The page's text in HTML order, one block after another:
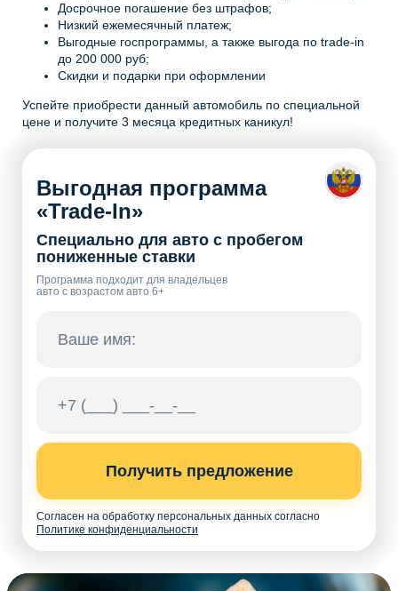
Досрочное погашение без штрафов;
Низкий ежемесячный платеж;
Выгодные госпрограммы, а также выгода по trade-in
до 200 000 руб;
Скидки и подарки при оформлении
Успейте приобрести данный автомобиль по специальной
цене и получите 3 месяца кредитных каникул!
Выгодная программа
«Trade-In»
Специально для авто с пробегом
пониженные ставки
Программа подходит для владельцев
авто с возрастом авто 6+
Получить предложение
Согласен на обработку персональных данных согласно
Политике конфиденциальности